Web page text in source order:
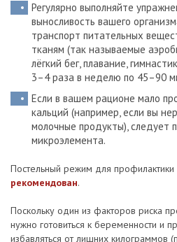
Регулярно выполняйте
выносливость вашего
транспорт питательных
тканям (так называемые
лёгкий бег, плавание,
3–4 раза в неделю по 45–90
Если в вашем рационе мало
кальций (например, если вы
молочные продукты), следует
микроэлемента.
Постельный режим для профилактики
рекомендован.
Поскольку один из факторов риска
нужно готовиться к беременности и
избавляться от лишних килограммов